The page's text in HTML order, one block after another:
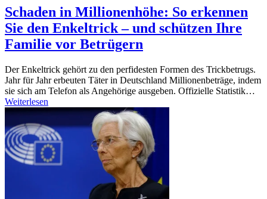
Schaden in Millionenhöhe: So erkennen
Sie den Enkeltrick – und schützen Ihre
Familie vor Betrügern
Der Enkeltrick gehört zu den perfidesten Formen des Trickbetrugs.
Jahr für Jahr erbeuten Täter in Deutschland Millionenbeträge, indem
sie sich am Telefon als Angehörige ausgeben. Offizielle Statistik…
Weiterlesen